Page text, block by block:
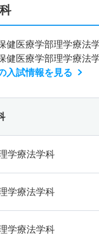
健医療学部理学療法
健医療学部理学療法
入試情報を見る
学療法学科
学療法学科
学療法学科